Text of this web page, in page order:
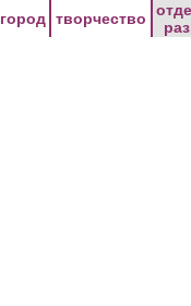
город творчество